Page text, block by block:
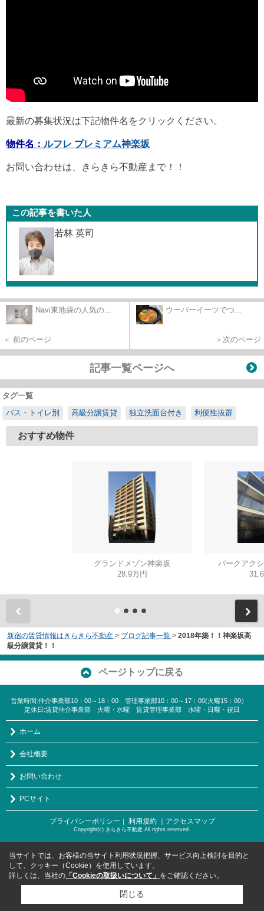
最新の募集状況は下記物件名をクリックください。
物件名： ルフレ プレミアム神楽坂
お問い合わせは、きらきら不動産まで！！
この記事を書いた人
若林 英司
Navi東池袋の人気の...
＜ 前のページ
ウーバーイーツでつ...
＞次のページ
記事一覧ページへ
タグ一覧
バス・トイレ別
高級分譲賃貸 独立洗面台付き 利便性抜群
おすすめ物件
グランドメゾン神楽坂
28.9万円
パークアク
新宿の賃貸情報はきらきら不動産 > ブログ記事一覧 > 2018年築！！神楽坂高
級分譲賃貸！！
ページトップに戻る
営業時間:仲介事業部10：00～18：00 管理事業部10：00～17：00(火曜15：00）
定休日:賃貸仲介事業部 火曜・水曜 賃貸管理事業部 水曜・日曜・祝日
ホーム
会社概要
お問い合わせ
PCサイト
プライバシーポリシー ｜ 利用規約 ｜アクセスマップ
Copyright(c) きらきら不動産 All rights reserved.
当サイトでは、お客様の当サイト利用状況把握、サービス向上検討を目的と
して、クッキー（Cookie）を使用しています。
詳しくは、当社の 「Cookieの取扱いについて」 をご確認ください。
閉じる